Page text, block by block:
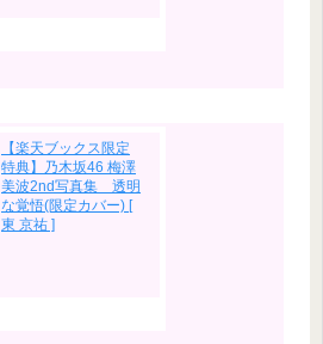
【楽天ブックス限定
特典】乃木坂46 梅澤
美波2nd写真集 透明
な覚悟(限定カバー) [
東 京祐 ]